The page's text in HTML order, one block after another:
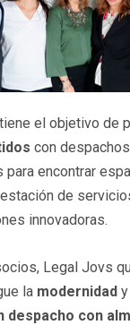
el objetivo de
con
encontrar
de
innovadoras.
Legal Jovs
la modernidad
despacho con